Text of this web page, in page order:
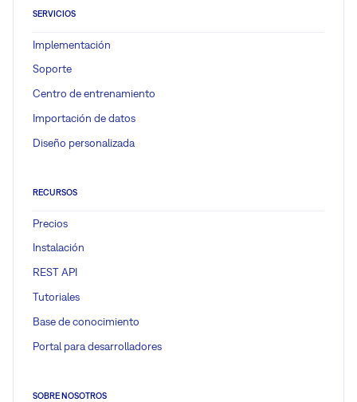
SERVICIOS
Implementación
Soporte
Centro de entrenamiento
Importación de datos
Diseño personalizada
RECURSOS
Precios
Instalación
REST API
Tutoriales
Base de conocimiento
Portal para desarrolladores
SOBRE NOSOTROS